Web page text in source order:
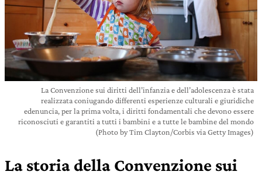
La Convenzione sui diritti dell’infanzia e dell’adolescenza è stata
realizzata coniugando differenti esperienze culturali e giuridiche
edenuncia, per la prima volta, i diritti fondamentali che devono essere
riconosciuti e garantiti a tutti i bambini e a tutte le bambine del mondo
(Photo by Tim Clayton/Corbis via Getty Images)
La storia della Convenzione sui